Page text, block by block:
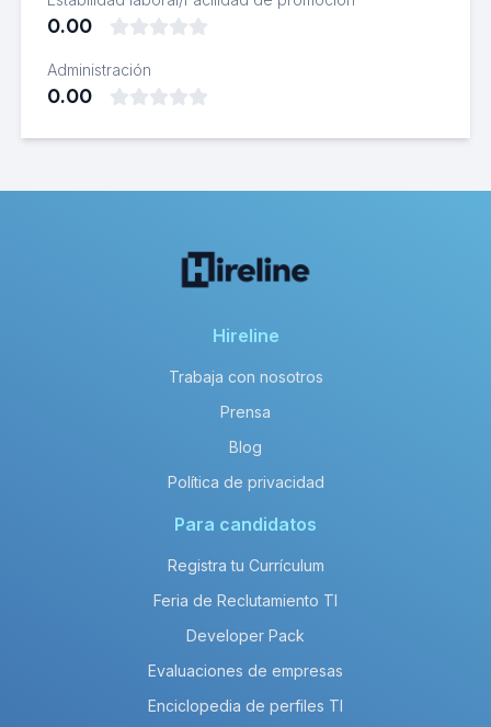
0.00
Administración
0.00
Hireline
Trabaja con nosotros
Prensa
Blog
Política de privacidad
Para candidatos
Registra tu Currículum
Feria de Reclutamiento TI
Developer Pack
Evaluaciones de empresas
Enciclopedia de perfiles TI